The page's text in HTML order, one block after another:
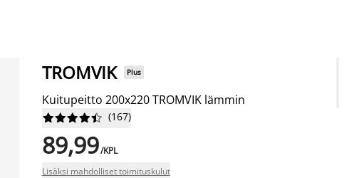
TROMVIK Plus
Kuitupeitto 200x220 TROMVIK lämmin





 (167)
89,99/KPL
Lisäksi mahdolliset toimituskulut